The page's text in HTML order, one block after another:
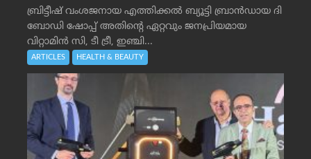
ബ്രിട്ടീഷ് വംശജനായ എത്തിക്കൽ ബ്യൂട്ടി ബ്രാൻഡായ ദി
ബോഡി ഷോപ്പ് അതിന്റെ ഏറ്റവും ജനപ്രിയമായ
വിറ്റാമിൻ സി, ടീ ട്രീ, ഇഞ്ചി...
ARTICLES HEALTH & BEAUTY